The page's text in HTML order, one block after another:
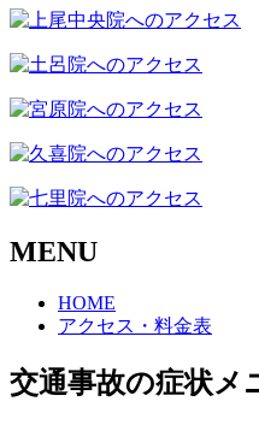
MENU
HOME
アクセス・料金表
交通事故の症状メ